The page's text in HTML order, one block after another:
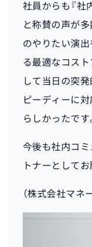
社員からも『社
と称賛の声が多
のやりたい演出
る最適なコスト
して当日の突
ピーディーに
らしかったです
今後も社内コ
トナーとしてお
（株式会社マネ